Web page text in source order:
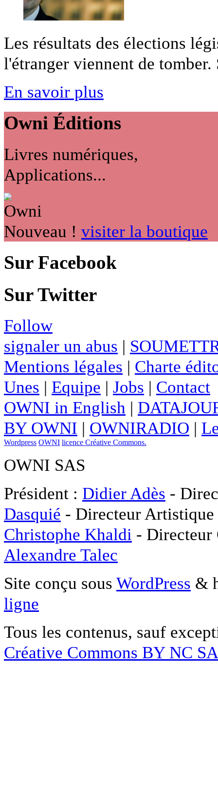
Les résultats des élections
l'étranger viennent de tomber.
En savoir plus
Owni Éditions
Livres numériques,
Applications...
Nouveau ! visiter la boutique
Sur Facebook
Sur Twitter
Follow
signaler un abus |
Mentions légales | Charte
Unes | Equipe | Jobs | Contact
OWNI in English |
BY OWNI | OWNIRADIO |
Wordpress OWNI licence Créative Commons.
OWNI SAS
Président : Didier Adès -
Dasquié - Directeur
Christophe Khaldi -
Alexandre Talec
Site conçu sous WordPress &
ligne
Tous les contenus, sauf
Créative Commons BY NC SA